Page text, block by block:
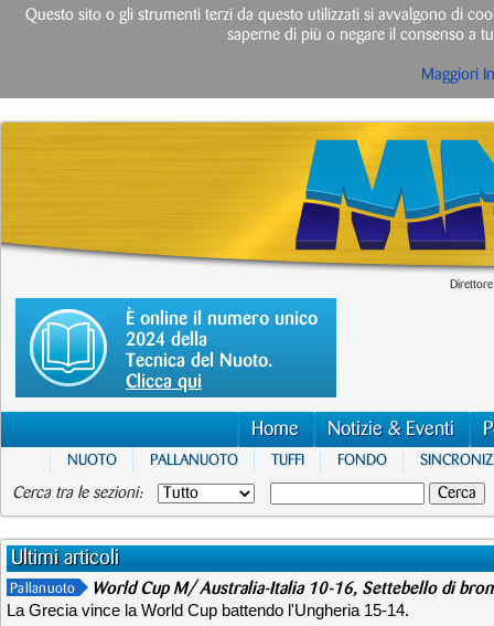
È online il numero unico
2024 della
Tecnica del Nuoto.
Clicca qui
Home Notizie & Eventi
NUOTO PALLANUOTO TUFFI FONDO
Cerca tra le sezioni:
Ultimi articoli
Pallanuoto World Cup M/ Australia-Italia 10-16, Settebello di
La Grecia vince la World Cup battendo l'Ungheria 15-14.
Questo sito o gli strumenti terzi da questo utilizzati si avvalgono di
saperne di più o negare il consenso a
Maggiori